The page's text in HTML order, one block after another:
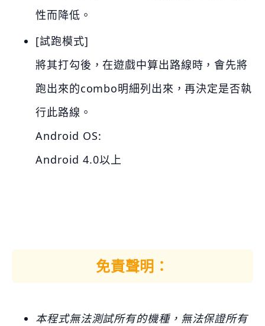
性而降低。
[試跑模式]
將其打勾後，在遊戲中算出路線時，會先將
跑出來的combo明細列出來，再決定是否執
行此路線。
Android OS:
Android 4.0以上
免責聲明：
本程式無法測試所有的機種，無法保證所有